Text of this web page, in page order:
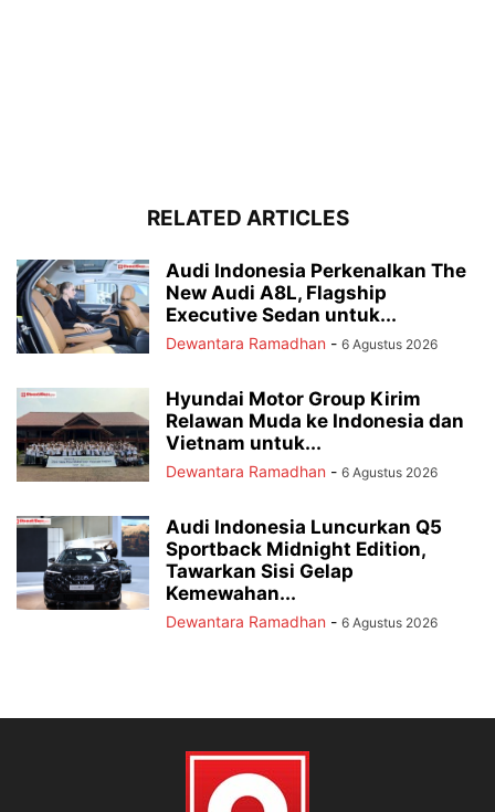
RELATED ARTICLES
Audi Indonesia Perkenalkan The
New Audi A8L, Flagship
Executive Sedan untuk...
Dewantara Ramadhan - 6 Agustus 2026
Hyundai Motor Group Kirim
Relawan Muda ke Indonesia dan
Vietnam untuk...
Dewantara Ramadhan - 6 Agustus 2026
Audi Indonesia Luncurkan Q5
Sportback Midnight Edition,
Tawarkan Sisi Gelap
Kemewahan...
Dewantara Ramadhan - 6 Agustus 2026